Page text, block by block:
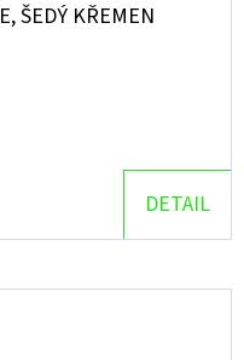
ŠEDÝ KŘEMEN
DETAIL